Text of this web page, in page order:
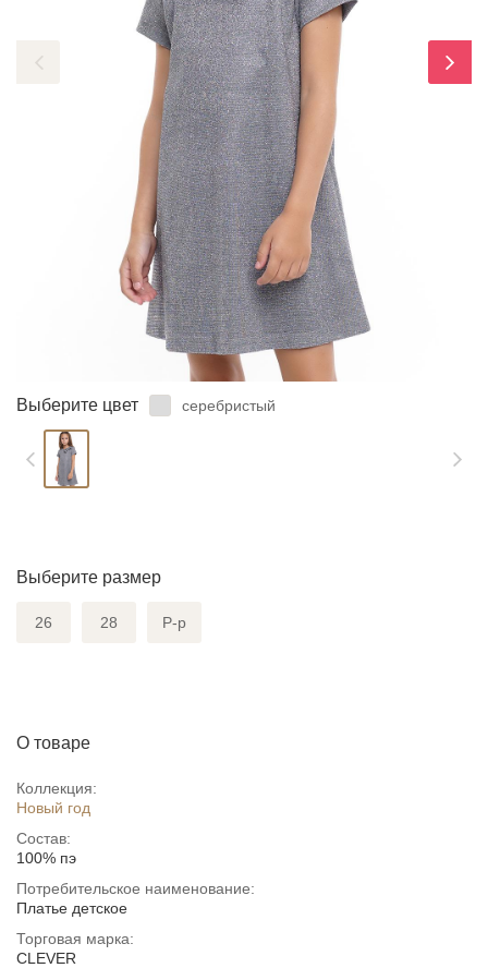
Выберите цвет серебристый
Выберите размер
26 28 Р-р
О товаре
Коллекция:
Новый год
Состав:
100% пэ
Потребительское наименование:
Платье детское
Торговая марка:
CLEVER